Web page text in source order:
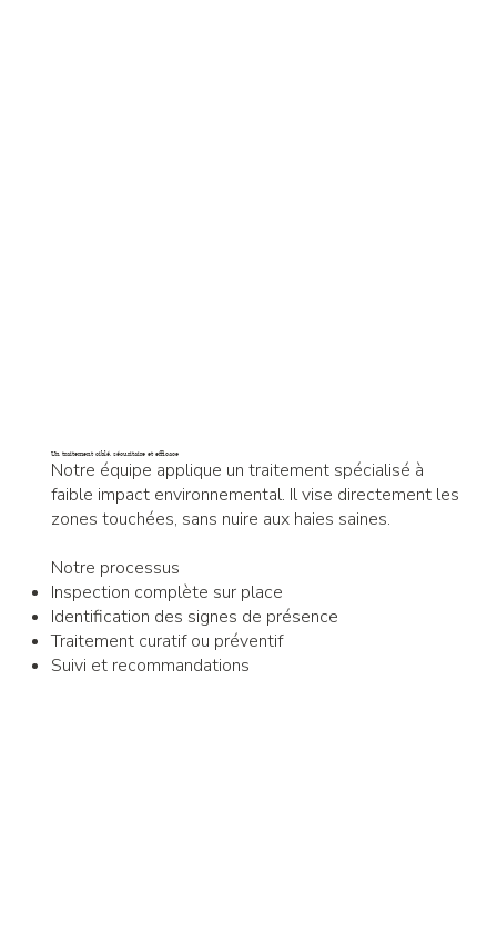
Un traitement ciblé, sécuritaire et efficace
Notre équipe applique un traitement spécialisé à
faible impact environnemental. Il vise directement les
zones touchées, sans nuire aux haies saines.
Notre processus
Inspection complète sur place
Identification des signes de présence
Traitement curatif ou préventif
Suivi et recommandations